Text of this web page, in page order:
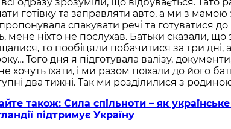
готівку та заправляти авто, а ми з
спакувати речі та готуватися
мене ніхто не послухав. Батьки сказали,
то пообіцяли побачитися за три дні,
Того дня я підготувала валізу,
хочуть їхати, і ми разом поїхали до його
два тижні. Так ми розділилися з
також: Сила спільноти – як
підтримує Україну